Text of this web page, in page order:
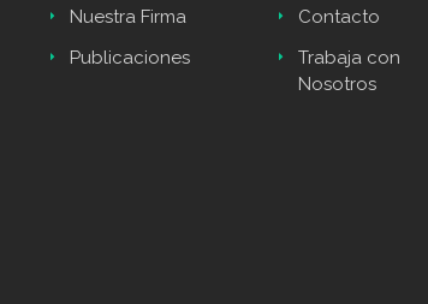
Nuestra Firma
Publicaciones
Contacto
Trabaja con
Nosotros